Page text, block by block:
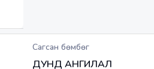
Сагсан бөмбөг
ДУНД АНГИЛАЛ